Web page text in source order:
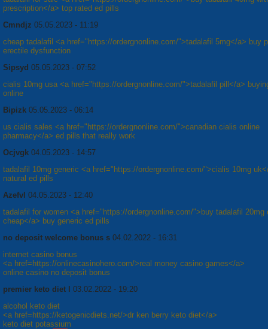
prescription</a> top rated ed pills
Cmndjz 05.05.2023 - 11:19
cheap tadalafil <a href="https://ordergnonline.com/">tadalafil 5mg</a> buy
erectile dysfunction
Sipsyd 05.05.2023 - 07:52
cialis 10mg usa <a href="https://ordergnonline.com/">tadalafil pill</a>
online
Bipizk 05.05.2023 - 06:14
us cialis sales <a href="https://ordergnonline.com/">canadian cialis online
pharmacy</a> ed pills that really work
Ocjvgk 04.05.2023 - 14:57
tadalafil 10mg generic <a href="https://ordergnonline.com/">cialis 10mg
natural ed pills
Azefvl 04.05.2023 - 12:40
tadalafil for women <a href="https://ordergnonline.com/">buy tadalafil 20mg
cheap</a> buy generic ed pills
no deposit welcome bonus s 04.02.2022 - 16:31
internet casino bonus
<a href=https://onlinecasinohero.com/>real money casino games</a>
online casino no deposit bonus
premier keto diet l
03.02.2022 - 19:20
alcohol keto diet
<a href=https://ketogenicdiets.net/>dr ken berry keto diet</a>
keto diet potassium